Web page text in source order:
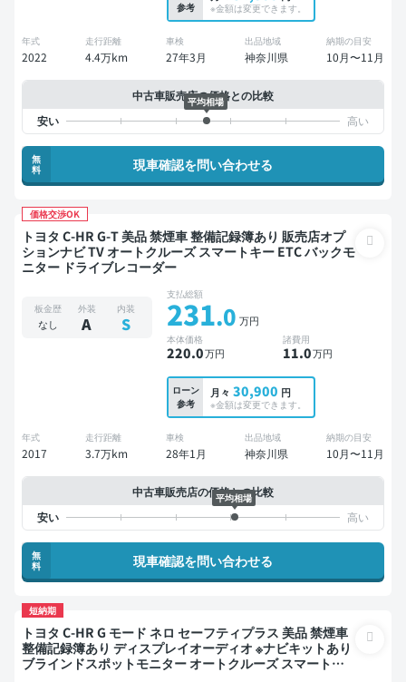
参考
※金額は変更できます。
年式
2022
走行距離
4.4万km
車検
27年3月
出品地域
神奈川県
納期の目安
10月〜11月
中古車販売店の価格との比較
平均相場
無
料
現車確認を問い合わせる
価格交渉OK
トヨタ C-HR G-T 美品 禁煙車 整備記録簿あり 販売店オプ
ションナビ TV オートクルーズ スマートキー ETC バックモ
ニター ドライブレコーダー
板金歴
なし
外装
A
内装
S
支払総額
231.0 万円
本体価格
220.0万円
諸費用
11.0万円
ローン
参考
月々 30,900 円
※金額は変更できます。
年式
2017
走行距離
3.7万km
車検
28年1月
出品地域
神奈川県
納期の目安
10月〜11月
中古車販売店の価格との比較
平均相場
無
料
現車確認を問い合わせる
短納期
トヨタ C-HR G モード ネロ セーフティプラス 美品 禁煙車
整備記録簿あり ディスプレイオーディオ ※ナビキットあり
ブラインドスポットモニター オートクルーズ スマートキ